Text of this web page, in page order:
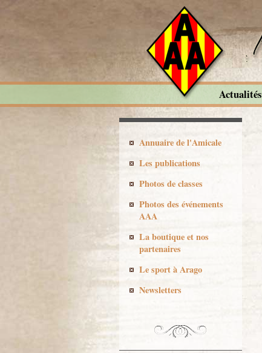
Actualités
Annuaire de l'Amicale
Les publications
Photos de classes
Photos des événements
AAA
La boutique et nos
partenaires
Le sport à Arago
Newsletters